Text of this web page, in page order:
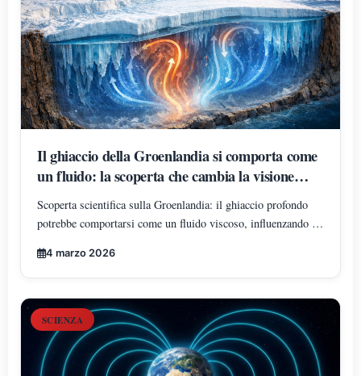
Il ghiaccio della Groenlandia si comporta come
un fluido: la scoperta che cambia la visione
delle calotte polari
Scoperta scientifica sulla Groenlandia: il ghiaccio profondo
potrebbe comportarsi come un fluido viscoso, influenzando i
4 marzo 2026
SCIENZA